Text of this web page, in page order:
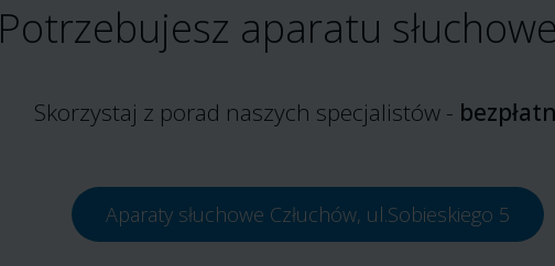
Potrzebujesz aparatu
Skorzystaj z porad naszych specjalistów -
Aparaty słuchowe Człuchów, ul.Sobieskiego 5